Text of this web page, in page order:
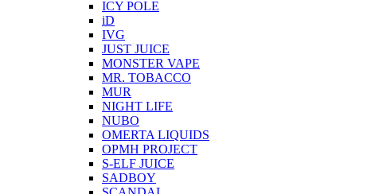
ICY POLE
iD
IVG
JUST JUICE
MONSTER VAPE
MR. TOBACCO
MUR
NIGHT LIFE
NUBO
OMERTA LIQUIDS
OPMH PROJECT
S-ELF JUICE
SADBOY